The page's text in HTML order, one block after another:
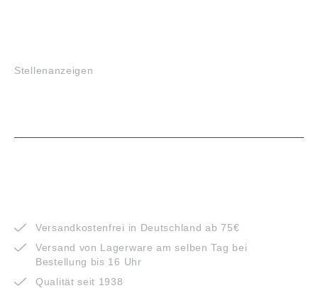
Stellenanzeigen
Versandkostenfrei in Deutschland ab 75€
Versand von Lagerware am selben Tag bei
Bestellung bis 16 Uhr
Qualität seit 1938